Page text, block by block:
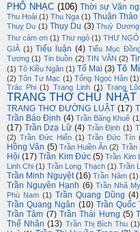
PHỔ NHẠC (106) Thời sự Văn
Thu Hoài (1) Thu Nga (1) Thuận Thảo
Thuỵ Du (1) Thụy Du (3) Thuỳ Dương
Thư cảm ơn (1) Thư ngỏ (1) THƯ NGỎ
GIẢ (1) Tiểu luận (4) Tiểu Mục
Tương (1) Tin buồn (2) TIN VĂN (2)
(1) Tô Kiều Ngân (1) Tố Mai (3) Tô
(2) Tôn Tư Mạc (1) Tống Ngọc Hân (1)
Trác Phi (1) Trang Linh (1) Trang
TRANG THƠ CHỦ NHẬT
TRANG THƠ ĐƯỜNG LUẬT (17)
Trần Bảo Định (4) Trần Băng Khuê
(17) Trần Dzạ Lữ (4) Trần Định (1)
(2) Trần Đức Hiển (1) Trần Đức Tín
Hồng Vân (5) Trần Huiền Ân (2) Trần
Hội (17) Trần Kim Đức (5) Trần Kim
Linh Chi (1) Trần Long Thạch (1) Trần
Trần Minh Nguyệt (16) Trần Năm (1)
Trần Nguyên Hạnh (6) Trần Nhã My
Phù Nam (1) Trần Quang Dũng (4)
Trần Quang Ngân (10) Trần Quốc
Trần Tâm (7) Trần Thái Hưng (5)
Thế Nhân (13) Trần Thị Bích Thu (1)